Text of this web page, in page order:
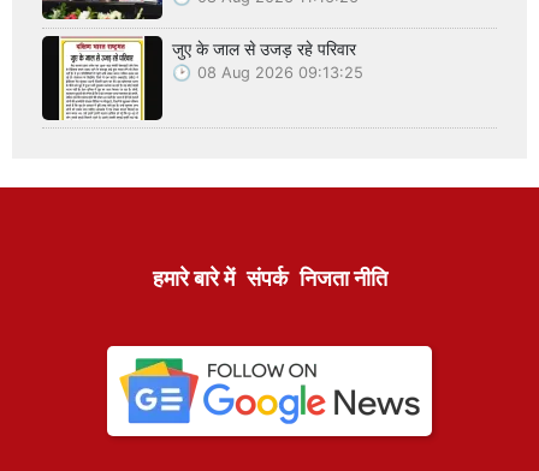
जुए के जाल से उजड़ रहे परिवार
08 Aug 2026 09:13:25
हमारे बारे में संपर्क निजता नीति